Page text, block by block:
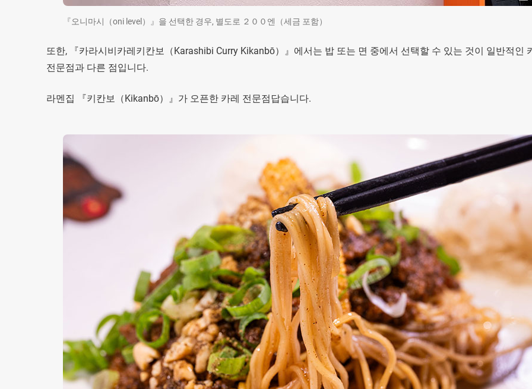
『오니마시（oni level）』을 선택한 경우, 별도로 ２００엔（세금 포함）
또한, 『카라시비카레키칸보（Karashibi Curry Kikanbō）』에서는 밥 또는 면 중에서 선택할 수 있는 것이 일반적인
전문점과 다른 점입니다.
라멘집 『키칸보（Kikanbō）』가 오픈한 카레 전문점답습니다.